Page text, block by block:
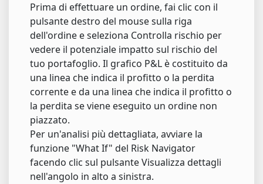
Prima di effettuare un ordine, fai clic con il
pulsante destro del mouse sulla riga
dell'ordine e seleziona Controlla rischio per
vedere il potenziale impatto sul rischio del
tuo portafoglio. Il grafico P&L è costituito da
una linea che indica il profitto o la perdita
corrente e da una linea che indica il profitto o
la perdita se viene eseguito un ordine non
piazzato.
Per un'analisi più dettagliata, avviare la
funzione "What If" del Risk Navigator
facendo clic sul pulsante Visualizza dettagli
nell'angolo in alto a sinistra.